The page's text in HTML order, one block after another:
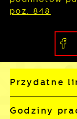
poz. 848
Przydatne
Godziny